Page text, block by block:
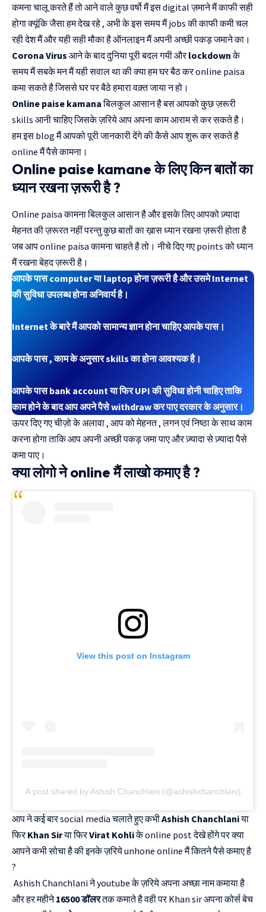
कमना चालू करते हैं तो आने वाले कुछ वर्षो मैं इस digital ज़माने मैं काफी सही
होगा क्यूंकि जैसा हम देख रहे , अभी के इस समय मैं jobs की काफी कमी चल
रही देश मैं और यही सही मौका है ऑनलाइन मैं अपनी अच्छी पकड़ जमाने का।
Corona Virus आने के बाद दुनिया पूरी बदल गयी औरlockdownके
समय मैं सबके मन मैं यही सवाल था की क्या हम घर बैठ कर online paisa
कमा सकते है जिससे घर पर बैठे हमारा वक़्त जाया न हो।
Online paise kamanaबिलकुल आसान है बस आपको कुछ ज़रूरी
skills आनी चाहिए जिसके ज़रिये आप अपना काम आराम से कर सकते है।
हम इस blog मैं आपको पूरी जानकारी देंगे की कैसे आप शुरू कर सकते है
online मैं पैसे कामना।
Online paise kamane के लिए किन बातों का
ध्यान रखना ज़रूरी है ?
Online paisa कामना बिलकुल आसान है और इसके लिए आपको ज़्यादा
मेहनत की ज़रूरत नहीं परन्तु कुछ बातों का ख़ास ध्यान रखना ज़रूरी होता है
जब आप online paisa कामना चाहते है तो। नीचे दिए गए points को ध्यान
मैं रखना बेहद ज़रूरी है।
आपके पास computer या laptop होना ज़रूरी है और उसमे Internet
की सुविधा उपलब्ध होना अनिवार्य है।
Internet के बारे मैं आपको सामान्य ज्ञान होना चाहिए आपके पास।
आपके पास , काम के अनुसार skills का होना आवश्यक है।
आपके पास bank account या फिर UPI की सुविधा होनी चाहिए ताकि
काम होने के बाद आप अपने पैसे withdraw कर पाए दरकार के अनुसार।
ऊपर दिए गए चीज़ो के अलावा , आप को मेहनत , लगन एवं निष्ठा के साथ काम
करना होगा ताकि आप अपनी अच्छी पकड़ जमा पाए और ज़्यादा से ज़्यादा पैसे
कमा पाए।
क्या लोगो ने online मैं लाखो कमाए है ?
View this post on Instagram
A post shared by Ashish Chanchlani (@ashishchanchlani)
आप ने कई बार social media चलाते हुए कभीAshish Chanchlaniया
फिरKhan Sirया फिरVirat Kohliके online post देखे होंगे पर क्या
आपने कभी सोचा है की इनके ज़रिये unhone online मैं कितने पैसे कमाए है
?
Ashish Chanchlani ने youtube के ज़रिये अपना अच्छा नाम कमाया है
और हर महीने16500 डॉलरतक कमाते है वही पर Khan sir अपना कोर्स बेच